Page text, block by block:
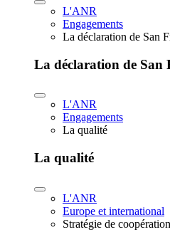
L'ANR
Engagements
La déclaration de San
La déclaration de San
L'ANR
Engagements
La qualité
La qualité
L'ANR
Europe et international
Stratégie de